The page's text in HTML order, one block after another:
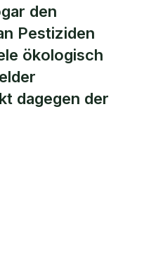
den
Pestiziden
ökologisch
dagegen der